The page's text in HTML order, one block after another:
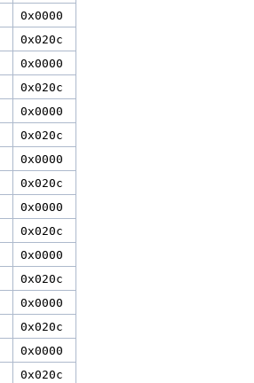
0x0000
0x020c
0x0000
0x020c
0x0000
0x020c
0x0000
0x020c
0x0000
0x020c
0x0000
0x020c
0x0000
0x020c
0x0000
0x020c